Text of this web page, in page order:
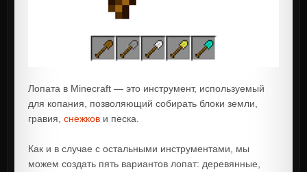
Лопата в Minecraft — это инструмент, используемый
для копания, позволяющий собирать блоки земли,
гравия, снежков и песка.
Как и в случае с остальными инструментами, мы
можем создать пять вариантов лопат: деревянные,